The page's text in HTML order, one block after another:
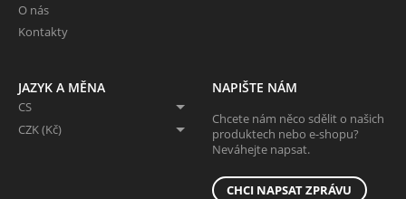
O nás
Kontakty
JAZYK A MĚNA
CS
CZK (Kč)
NAPIŠTE NÁM
Chcete nám něco sdělit o našich
produktech nebo e-shopu?
Neváhejte napsat.
CHCI NAPSAT ZPRÁVU